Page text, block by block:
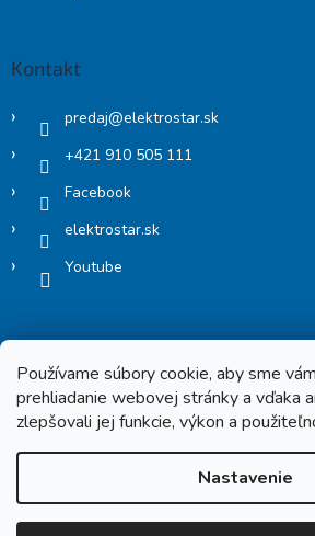
Používame súbory cookie, aby sme
prehliadanie webovej stránky a vďaka
zlepšovali jej funkcie, výkon a
Nastavenie
Kontakt
predaj@elektrostar.sk
+421 910 505 111
Facebook
elektrostar.sk
Youtube
Copyright 2026Elektrostar.shop.